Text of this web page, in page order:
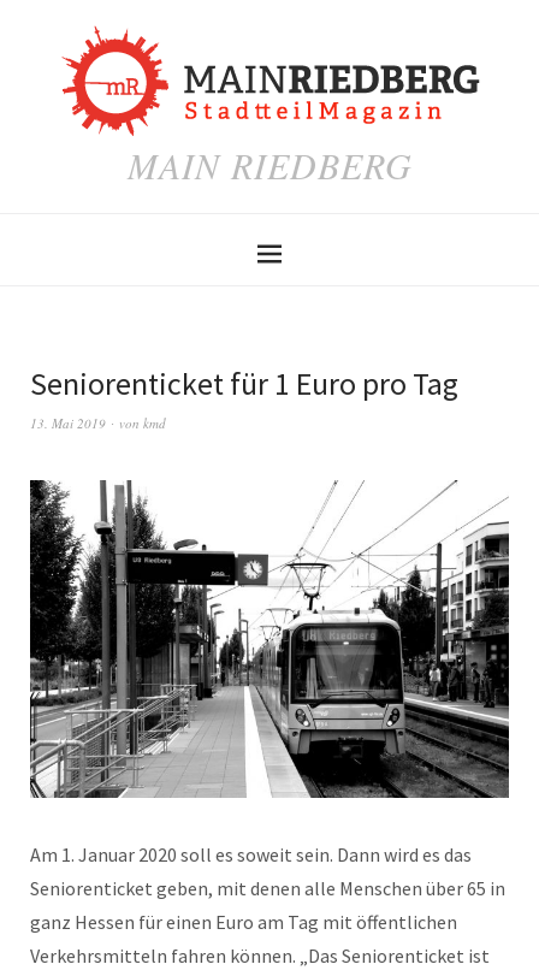
MAIN RIEDBERG
Seniorenticket für 1 Euro pro Tag
13. Mai 2019 von kmd
Am 1. Januar 2020 soll es soweit sein. Dann wird es das
Seniorenticket geben, mit denen alle Menschen über 65 in
ganz Hessen für einen Euro am Tag mit öffentlichen
Verkehrsmitteln fahren können. „Das Seniorenticket ist